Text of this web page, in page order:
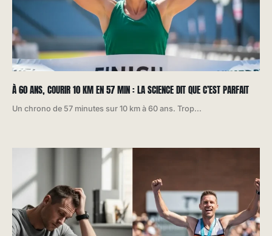
À 60 ANS, COURIR 10 KM EN 57 MIN : LA SCIENCE DIT QUE C’EST PARFAIT
Un chrono de 57 minutes sur 10 km à 60 ans. Trop...